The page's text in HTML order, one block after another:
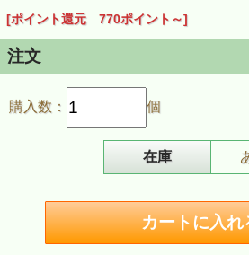
[ポイント還元 770ポイント～]
注文
購入数： 個
在庫